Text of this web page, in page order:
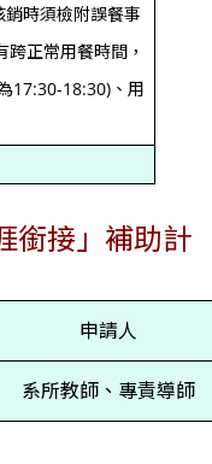
時須檢附誤餐事
正常用餐時間，
17:30-18:30)、用
銜接」補助計
申請人
系所教師、專責導師